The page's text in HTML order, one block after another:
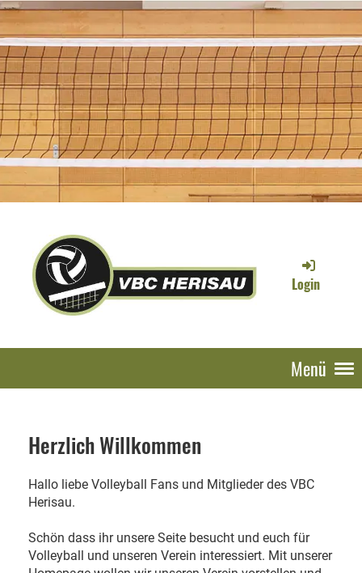
Login
Menü
Herzlich Willkommen
Hallo liebe Volleyball Fans und Mitglieder des VBC
Herisau.
Schön dass ihr unsere Seite besucht und euch für
Volleyball und unseren Verein interessiert. Mit unserer